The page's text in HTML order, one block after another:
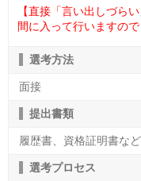
【直接「言い出しづら
間に入って行いますの
選考方法
面接
提出書類
履歴書、資格証明書など
選考プロセス